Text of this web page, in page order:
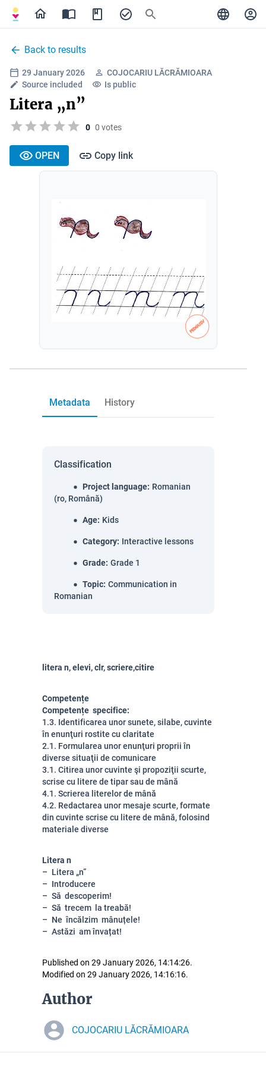
Back to results
29 January 2026
COJOCARIU LĂCRĂMIOARA
Source included
Is public
Litera „n”
0 0 votes
OPEN Copy link
Metadata History
Classification
Project language: Romanian
(ro, Română)
Age: Kids
Category: Interactive lessons
Grade: Grade 1
Topic: Communication in
Romanian
litera n, elevi, clr, scriere,citire
Competențe
Competențe specifice:
1.3. Identificarea unor sunete, silabe, cuvinte
în enunţuri rostite cu claritate
2.1. Formularea unor enunţuri proprii în
diverse situaţii de comunicare
3.1. Citirea unor cuvinte şi propoziţii scurte,
scrise cu litere de tipar sau de mână
4.1. Scrierea literelor de mână
4.2. Redactarea unor mesaje scurte, formate
din cuvinte scrise cu litere de mână, folosind
materiale diverse
Litera n
Litera „n”
Introducere
Să descoperim!
Să trecem la treabă!
Ne încălzim mânuțele!
Astăzi am învațat!
Published on 29 January 2026, 14:14:26.
Modified on 29 January 2026, 14:16:16.
Author
COJOCARIU LĂCRĂMIOARA